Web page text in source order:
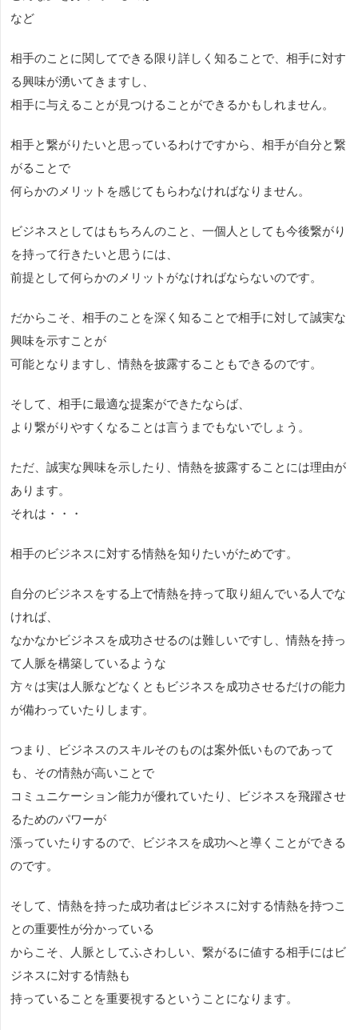
など
相手のことに関してできる限り詳しく知ることで、相手に対す
る興味が湧いてきますし、
相手に与えることが見つけることができるかもしれません。
相手と繋がりたいと思っているわけですから、相手が自分と繋
がることで
何らかのメリットを感じてもらわなければなりません。
ビジネスとしてはもちろんのこと、一個人としても今後繋がり
を持って行きたいと思うには、
前提として何らかのメリットがなければならないのです。
だからこそ、相手のことを深く知ることで相手に対して誠実な
興味を示すことが
可能となりますし、情熱を披露することもできるのです。
そして、相手に最適な提案ができたならば、
より繋がりやすくなることは言うまでもないでしょう。
ただ、誠実な興味を示したり、情熱を披露することには理由が
あります。
それは・・・
相手のビジネスに対する情熱を知りたいがためです。
自分のビジネスをする上で情熱を持って取り組んでいる人でな
ければ、
なかなかビジネスを成功させるのは難しいですし、情熱を持っ
て人脈を構築しているような
方々は実は人脈などなくともビジネスを成功させるだけの能力
が備わっていたりします。
つまり、ビジネスのスキルそのものは案外低いものであって
も、その情熱が高いことで
コミュニケーション能力が優れていたり、ビジネスを飛躍させ
るためのパワーが
漲っていたりするので、ビジネスを成功へと導くことができる
のです。
そして、情熱を持った成功者はビジネスに対する情熱を持つこ
との重要性が分かっている
からこそ、人脈としてふさわしい、繋がるに値する相手にはビ
ジネスに対する情熱も
持っていることを重要視するということになります。